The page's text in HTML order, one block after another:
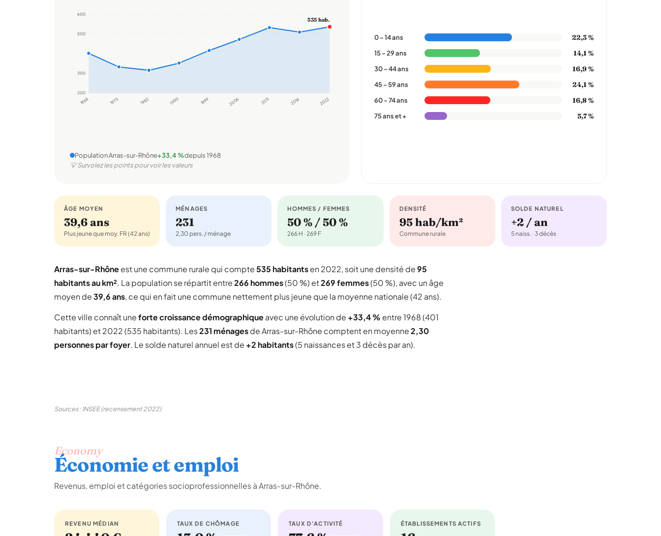
200
300
500
600
1968 1975 1982 1990 1999 2006 2011 2016 2022
535 hab.
Population Arras-sur-Rhône+33,4 %depuis 1968
💡 Survolez les points pour voir les valeurs
0 – 14 ans 22,3 %
15 – 29 ans 14,1 %
30 – 44 ans 16,9 %
45 – 59 ans 24,1 %
60 – 74 ans 16,8 %
75 ans et + 5,7 %
ÂGE MOYEN
39,6 ans
Plus jeune que moy. FR (42 ans)
MÉNAGES
231
2,30 pers. / ménage
HOMMES / FEMMES
50 % / 50 %
266 H · 269 F
DENSITÉ
95 hab/km²
Commune rurale
SOLDE NATUREL
+2 / an
5 naiss. · 3 décès
Arras-sur-Rhôneest une commune rurale qui compte535 habitantsen 2022, soit une densité de95
habitants au km². La population se répartit entre266 hommes(50 %) et269 femmes(50 %), avec un âge
moyen de39,6 ans, ce qui en fait une commune nettement plus jeune que la moyenne nationale (42 ans).
Cette ville connaît uneforte croissance démographiqueavec une évolution de +33,4 % entre 1968 (401
habitants) et 2022 (535 habitants). Les231 ménagesde Arras-sur-Rhône comptent en moyenne2,30
personnes par foyer. Le solde naturel annuel est de +2 habitants(5 naissances et 3 décès par an).
Sources : INSEE (recensement 2022)
Economy
Économie et emploi
Revenus, emploi et catégories socioprofessionnelles à Arras-sur-Rhône.
REVENU MÉDIAN TAUX DE CHÔMAGE TAUX D'ACTIVITÉ ÉTABLISSEMENTS ACTIFS